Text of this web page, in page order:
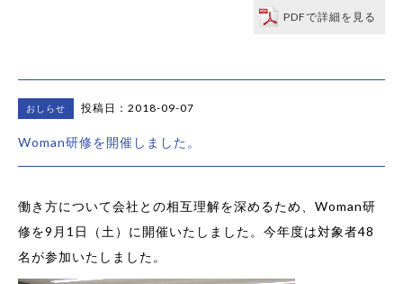
PDFで詳細を見る
おしらせ 投稿日：2018-09-07
Woman研修を開催しました。
働き方について会社との相互理解を深めるため、Woman研
修を9月1日（土）に開催いたしました。今年度は対象者48
名が参加いたしました。